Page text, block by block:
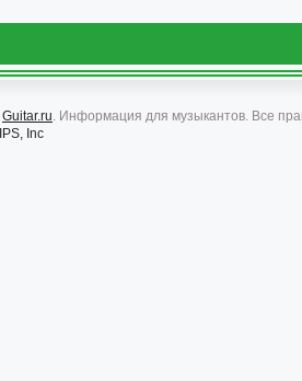
Guitar.ru. Информация для музыкантов. Все
IPS, Inc